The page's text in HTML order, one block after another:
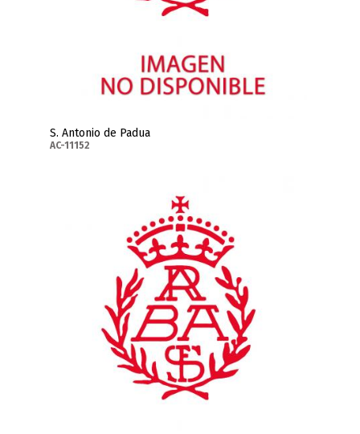
S. Antonio de Padua
AC-11152